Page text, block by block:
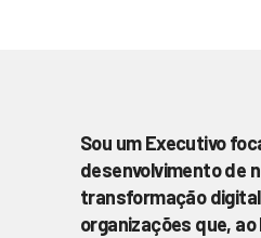
Sou um Executivo
desenvolvimento de
transformação
organizações que,